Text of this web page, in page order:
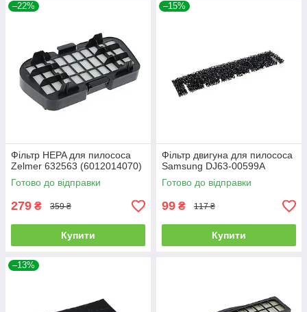
–22%
Фільтр HEPA для пилососа
Zelmer 632563 (6012014070)
Готово до відправки
279 ₴ 359 ₴
Купити
–15%
Фільтр двигуна для пилососа
Samsung DJ63-00599A
Готово до відправки
99 ₴ 117 ₴
Купити
–13%